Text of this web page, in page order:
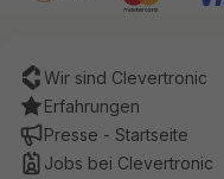
Wir sind Clevertronic
Erfahrungen
Presse - Startseite
Jobs bei Clevertronic